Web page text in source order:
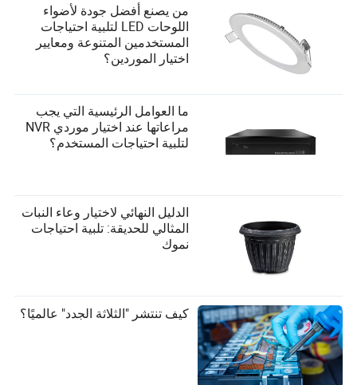
من يصنع أفضل جودة لأضواء
اللوحات LED لتلبية احتياجات
المستخدمين المتنوعة ومعايير
اختيار الموردين؟
ما العوامل الرئيسية التي يجب
مراعاتها عند اختيار موردي NVR
لتلبية احتياجات المستخدم؟
الدليل النهائي لاختيار وعاء النبات
المثالي للحديقة: تلبية احتياجات
نموك
كيف تنتشر "الثلاثة الجدد" عالميًا؟